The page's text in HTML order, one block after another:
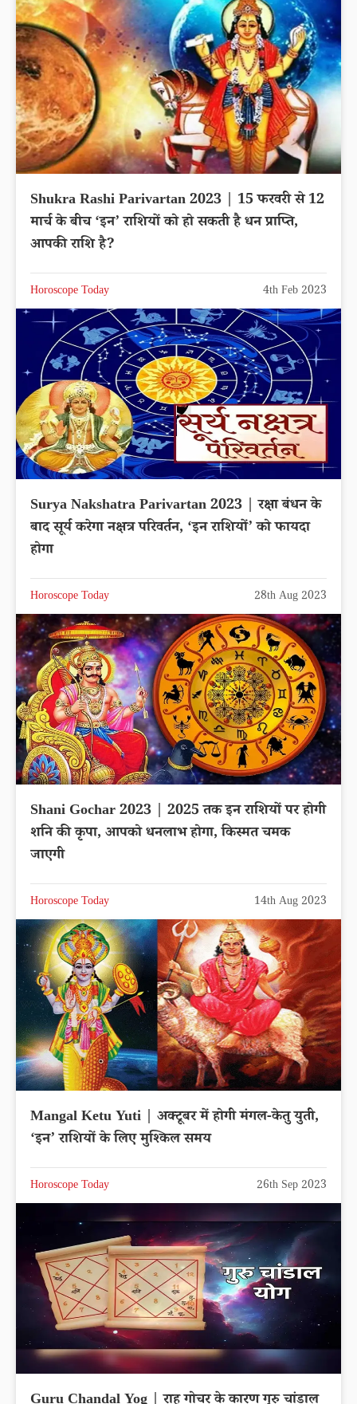
Shukra Rashi Parivartan 2023 | 15 फरवरी से 12
मार्च के बीच ‘इन’ राशियों को हो सकती है धन प्राप्ति,
आपकी राशि है?
Horoscope Today 4th Feb 2023
Surya Nakshatra Parivartan 2023 | रक्षा बंधन के
बाद सूर्य करेगा नक्षत्र परिवर्तन, ‘इन राशियों’ को फायदा
होगा
Horoscope Today 28th Aug 2023
Shani Gochar 2023 | 2025 तक इन राशियों पर होगी
शनि की कृपा, आपको धनलाभ होगा, किस्मत चमक
जाएगी
Horoscope Today 14th Aug 2023
Mangal Ketu Yuti | अक्टूबर में होगी मंगल-केतु युती,
‘इन’ राशियों के लिए मुश्किल समय
Horoscope Today 26th Sep 2023